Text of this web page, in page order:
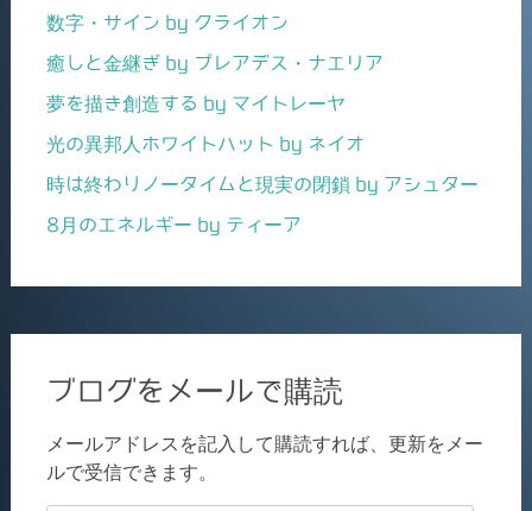
数字・サイン by クライオン
癒しと金継ぎ by プレアデス・ナエリア
夢を描き創造する by マイトレーヤ
光の異邦人ホワイトハット by ネイオ
時は終わりノータイムと現実の閉鎖 by アシュター
8月のエネルギー by ティーア
ブログをメールで購読
メールアドレスを記入して購読すれば、更新をメー
ルで受信できます。